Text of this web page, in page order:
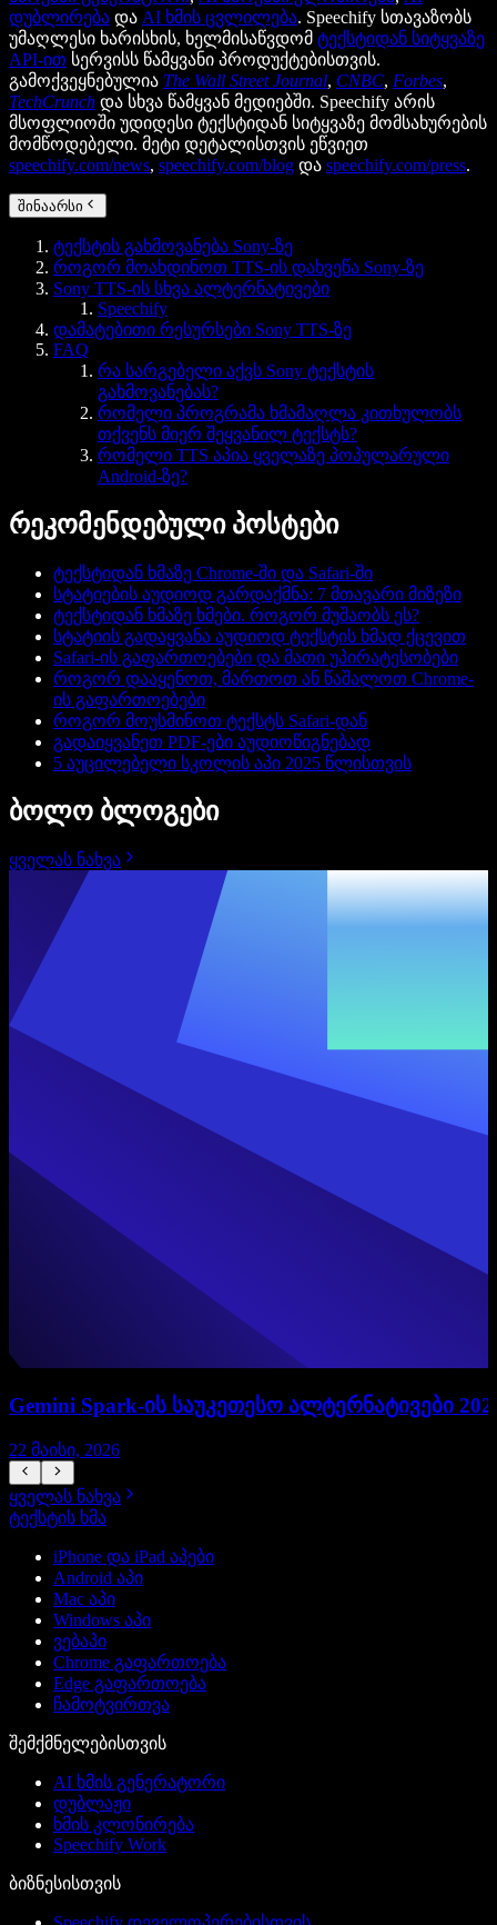
დუბლირება და AI ხმის ცვლილება. Speechify სთავაზობს
უმაღლესი ხარისხის, ხელმისაწვდომ ტექსტიდან სიტყვაზე
API-ით სერვისს წამყვანი პროდუქტებისთვის.
გამოქვეყნებულია The Wall Street Journal, CNBC, Forbes,
TechCrunch და სხვა წამყვან მედიებში. Speechify არის
მსოფლიოში უდიდესი ტექსტიდან სიტყვაზე მომსახურების
მომწოდებელი. მეტი დეტალისთვის ეწვიეთ
speechify.com/news, speechify.com/blog და speechify.com/press.
შინაარსი
ტექსტის გახმოვანება Sony-ზე
როგორ მოახდინოთ TTS-ის დახვეწა Sony-ზე
Sony TTS-ის სხვა ალტერნატივები
Speechify
დამატებითი რესურსები Sony TTS-ზე
FAQ
რა სარგებელი აქვს Sony ტექსტის
გახმოვანებას?
რომელი პროგრამა ხმამაღლა კითხულობს
თქვენს მიერ შეყვანილ ტექსტს?
რომელი TTS აპია ყველაზე პოპულარული
Android-ზე?
რეკომენდებული პოსტები
ტექსტიდან ხმაზე Chrome-ში და Safari-ში
სტატიების აუდიოდ გარდაქმნა: 7 მთავარი მიზეზი
ტექსტიდან ხმაზე ხმები. როგორ მუშაობს ეს?
სტატიის გადაყვანა აუდიოდ ტექსტის ხმად ქცევით
Safari-ის გაფართოებები და მათი უპირატესობები
როგორ დააყენოთ, მართოთ ან წაშალოთ Chrome-
ის გაფართოებები
როგორ მოუსმინოთ ტექსტს Safari-დან
გადაიყვანეთ PDF-ები აუდიოწიგნებად
5 აუცილებელი სკოლის აპი 2025 წლისთვის
ბოლო ბლოგები
ყველას ნახვა
Gemini Spark-ის საუკეთესო ალტერნატივები
22 მაისი, 2026
ყველას ნახვა
ტექსტის ხმა
iPhone და iPad აპები
Android აპი
Mac აპი
Windows აპი
ვებაპი
Chrome გაფართოება
Edge გაფართოება
ჩამოტვირთვა
შემქმნელებისთვის
AI ხმის გენერატორი
დუბლაჟი
ხმის კლონირება
Speechify Work
ბიზნესისთვის